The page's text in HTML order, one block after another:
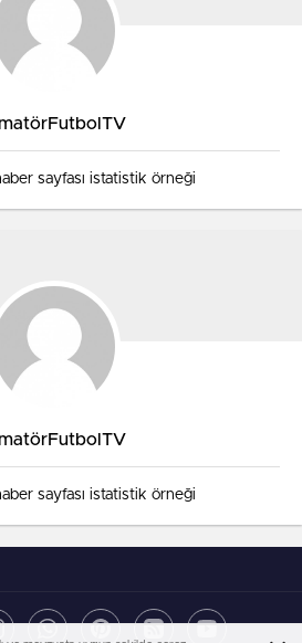
sayfası istatistik örneği
sayfası istatistik örneği